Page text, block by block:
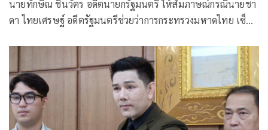
นายทักษิณ ชินวัตร อดีตนายกรัฐมนตรี ให้สัมภาษณ์กรณีนายชา
ดา ไทยเศรษฐ์ อดีตรัฐมนตรีช่วยว่าการกระทรวงมหาดไทย เซ็น